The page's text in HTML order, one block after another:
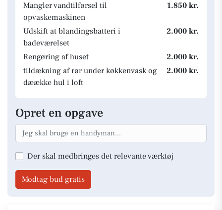
Mangler vandtilførsel til
opvaskemaskinen
1.850 kr.
Udskift at blandingsbatteri i
badeværelset
2.000 kr.
Rengøring af huset
2.000 kr.
tildækning af rør under køkkenvask og
dæække hul i loft
2.000 kr.
Opret en opgave
Der skal medbringes det relevante værktøj
Modtag bud gratis